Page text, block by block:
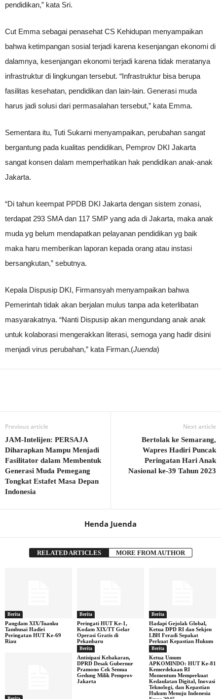
pendidikan,” kata Sri.
Cut Emma sebagai penasehat CS Kehidupan menyampaikan
bahwa ketimpangan sosial terjadi karena kesenjangan ekonomi di
dalamnya, kesenjangan ekonomi terjadi karena tidak meratanya
infrastruktur di lingkungan tersebut. “Infrastruktur bisa berupa
fasilitas kesehatan, pendidikan dan lain-lain. Generasi muda
harus jadi solusi dari permasalahan tersebut,” kata Emma.
Sementara itu, Tuti Sukarni menyampaikan, perubahan sangat
bergantung pada kualitas pendidikan, Pemprov DKI Jakarta
sangat konsen dalam memperhatikan hak pendidikan anak-anak
Jakarta.
“Di tahun keempat PPDB DKI Jakarta dengan sistem zonasi,
terdapat 293 SMA dan 117 SMP yang ada di Jakarta, maka anak
muda yg belum mendapatkan pelayanan pendidikan yg baik
maka haru memberikan laporan kepada orang atau instasi
bersangkutan,” sebutnya.
Kepala Dispusip DKI, Firmansyah menyampaikan bahwa
Pemerintah tidak akan berjalan mulus tanpa ada keterlibatan
masyarakatnya. “Nanti Dispusip akan mengundang anak anak
untuk kolaborasi mengerakkan literasi, semoga yang hadir disini
menjadi virus perubahan,” kata Firman.(Juenda)
Previous article
JAM-Intelijen: PERSAJA
Diharapkan Mampu Menjadi
Fasilitator dalam Membentuk
Generasi Muda Pemegang
Tongkat Estafet Masa Depan
Indonesia
Next article
Bertolak ke Semarang,
Wapres Hadiri Puncak
Peringatan Hari Anak
Nasional ke-39 Tahun 2023
Henda Juenda
RELATED ARTICLES MORE FROM AUTHOR
Berita
Pangdam XIX/Tuanku
Tambusai Hadiri
Peringatan HUT Ke-69
Riau
Berita
Peringati HUT Ke-1,
Kodam XIX/TT Gelar
Operasi Gratis di
Pekanbaru
Berita
Hadapi Gejolak Global,
Ketua DPD RI dan Sekjen
LBH Feradi Sepakat
Perkuat Kepastian Hukum
Berita
Antisipasi Kebakaran,
DPRD Desak Gubernur
Pramono Cek Semua
Gedung Milik Pemprov
Jakarta
Berita
Ketua Umum
APKOMINDO: HUT Ke-81
Kemerdekaan RI
Momentum Memperkuat
Kedaulatan Digital, Inovasi
Teknologi, dan Kepastian
Hukum Menuju Indonesia